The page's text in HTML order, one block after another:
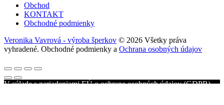
Obchod
KONTAKT
Obchodné podmienky
Veronika Vavrová - výroba šperkov © 2026 Všetky práva
vyhradené. Obchodné podmienky a Ochrana osobných údajov
V súlade s nariadeniami EÚ o ochrane osobných údajov (GDPR)